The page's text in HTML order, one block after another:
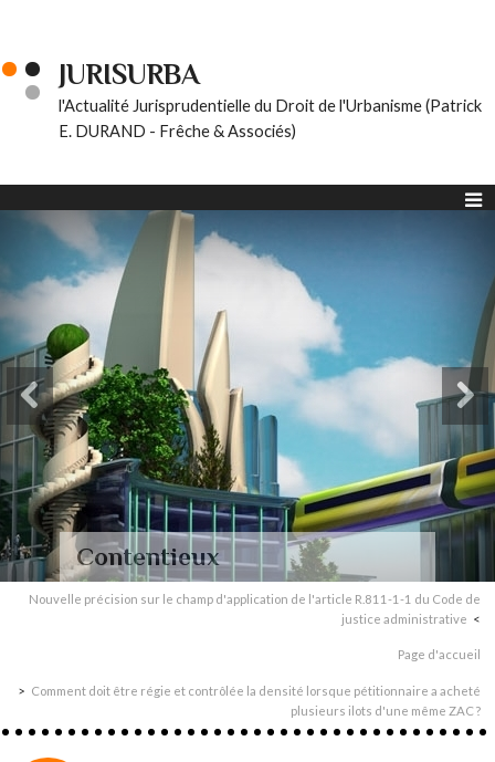
JURISURBA
l'Actualité Jurisprudentielle du Droit de l'Urbanisme (Patrick
E. DURAND - Frêche & Associés)
Contentieux
Nouvelle précision sur le champ d'application de l'article R.811-1-1 du Code de
justice administrative
Page d'accueil
Comment doit être régie et contrôlée la densité lorsque pétitionnaire a acheté
plusieurs ilots d'une même ZAC ?